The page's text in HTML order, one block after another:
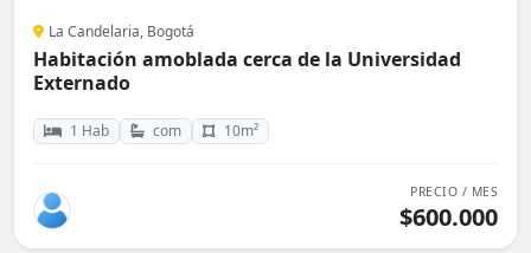
La Candelaria, Bogotá
Habitación amoblada cerca de la Universidad
Externado
1 Hab com 10m²
PRECIO / MES
$600.000